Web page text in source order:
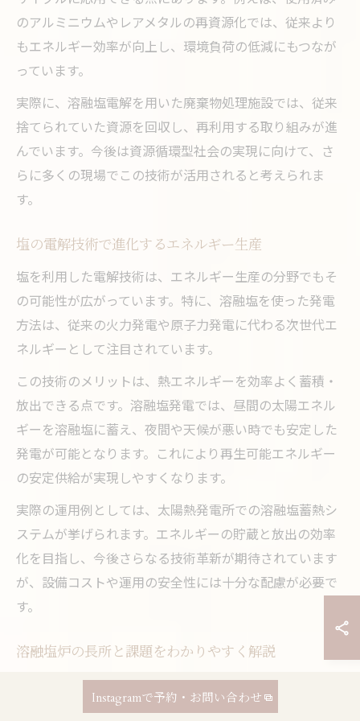
のアルミニウムやレアメタルの再資源化では、従来より
もエネルギー効率が向上し、環境負荷の低減にもつなが
っています。
実際に、溶融塩電解を用いた廃棄物処理施設では、従来
捨てられていた資源を回収し、再利用する取り組みが進
んでいます。今後は資源循環型社会の実現に向けて、さ
らに多くの現場でこの技術が活用されると考えられま
す。
塩の電解技術で進化するエネルギー生産
塩を利用した電解技術は、エネルギー生産の分野でもそ
の可能性が広がっています。特に、溶融塩を使った発電
方法は、従来の火力発電や原子力発電に代わる次世代エ
ネルギーとして注目されています。
この技術のメリットは、熱エネルギーを効率よく蓄積・
放出できる点です。溶融塩発電では、昼間の太陽エネル
ギーを溶融塩に蓄え、夜間や天候が悪い時でも安定した
発電が可能となります。これにより再生可能エネルギー
の安定供給が実現しやすくなります。
実際の運用例としては、太陽熱発電所での溶融塩蓄熱シ
ステムが挙げられます。エネルギーの貯蔵と放出の効率
化を目指し、今後さらなる技術革新が期待されています
が、設備コストや運用の安全性には十分な配慮が必要で
す。
溶融塩炉の長所と課題をわかりやすく解説
溶融塩炉は、従来型の原子炉に比べて安全性や運用効率
の面で優れた特徴を持っています。特に、燃料が溶融塩
Instagramで予約・お問い合わせ